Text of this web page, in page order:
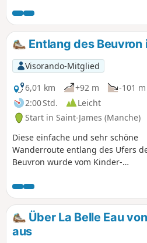
noch immer von den
widerhallen, die jahrzehntelang
erklangen. Der abgebaute Granit
dem Straßenbau,
aber auch der lokalen Architektur.
zeugen die geheimnisvolle
Herrenhauses von La Morinaye
typischen Bauernhäuser der
die Sie kommen werden.
Entlang des
Visorando-Mitglied
6,01 km
+92 m
-101 m
2:00 Std.
Leicht
Start in Saint-James (Manche)
Diese einfache und sehr schöne
Wanderroute entlang des Ufers
Beuvron wurde vom Kinder-
vorgeschlagen. Er führt außerdem
der Nähe des amerikanischen
Soldatenfriedhofs vorbei, sodass
Wanderung ein wenig verlängern
können.
Über La Belle Eau
aus